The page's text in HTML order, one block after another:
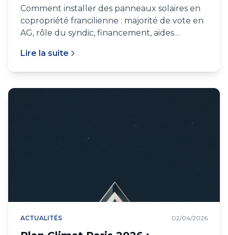
Comment installer des panneaux solaires en
copropriété francilienne : majorité de vote en
AG, rôle du syndic, financement, aides
Lire la suite
ACTUALITÉS 02/04/2026